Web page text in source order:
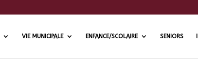
VIE MUNICIPALE ENFANCE/SCOLAIRE SENIORS